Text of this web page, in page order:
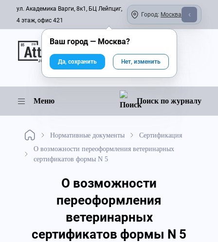
ул. Академика Варги, 8к1, БЦ Лейпциг,
4 этаж, офис 421
Город: Москва
Онлайн-журнал
Меню Поиск по журналу
Нормативные документы
Сертификация
О возможности переоформления ветеринарных
сертификатов формы N 5
О возможности
переоформления
ветеринарных
сертификатов формы N 5
Ваш город — Москва?
Да, сохранить Нет, изменить